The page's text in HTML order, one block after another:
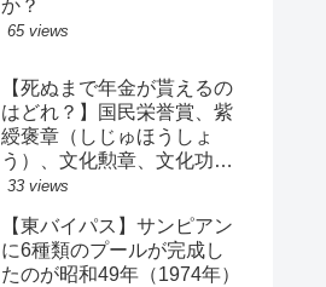
か？
65 views
【死ぬまで年金が貰えるの
はどれ？】国民栄誉賞、紫
綬褒章（しじゅほうしょ
う）、文化勲章、文化功労
者、芸術選奨…など【日本
33 views
【東バイパス】サンピアン
に6種類のプールが完成し
たのが昭和49年（1974年）